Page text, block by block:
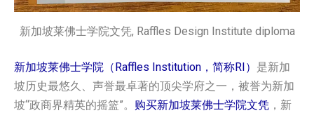
新加坡莱佛士学院文凭, Raffles Design Institute diploma
新加坡莱佛士学院（Raffles Institution，简称RI） 是新加
坡历史最悠久、声誉最卓著的顶尖学府之一，被誉为新加
坡“政商界精英的摇篮”。 购买新加坡莱佛士学院文凭 ，新